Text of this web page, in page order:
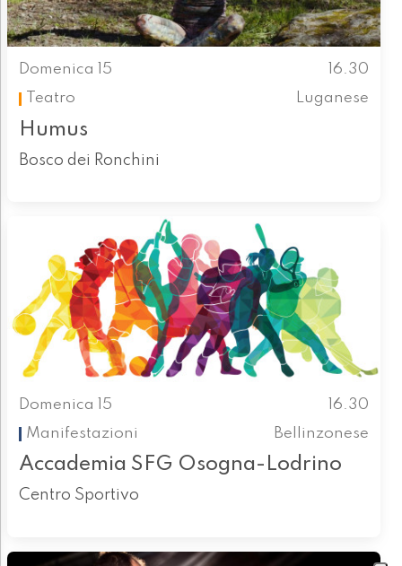
Domenica 15
16.30
Teatro
Luganese
Humus
Bosco dei Ronchini
Domenica 15
16.30
Manifestazioni
Bellinzonese
Accademia SFG Osogna-Lodrino
Centro Sportivo